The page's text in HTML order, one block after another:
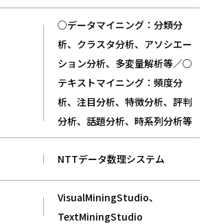
○データマイニング：分類分
析、クラスタ分析、アソシエー
ション分析、多変量解析等／○
テキストマイニング：頻度分
析、注目分析、特徴分析、評判
分析、話題分析、時系列分析等
NTTデータ数理システム
VisualMiningStudio、
TextMiningStudio